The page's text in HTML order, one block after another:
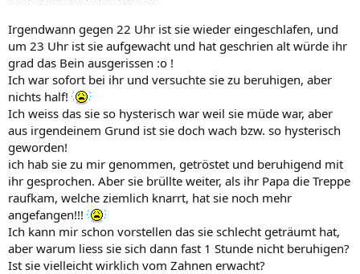
Irgendwann gegen 22 Uhr ist sie wieder eingeschlafen, und
um 23 Uhr ist sie aufgewacht und hat geschrien alt würde ihr
grad das Bein ausgerissen :o !
Ich war sofort bei ihr und versuchte sie zu beruhigen, aber
nichts half!
Ich weiss das sie so hysterisch war weil sie müde war, aber
aus irgendeinem Grund ist sie doch wach bzw. so hysterisch
geworden!
ich hab sie zu mir genommen, getröstet und beruhigend mit
ihr gesprochen. Aber sie brüllte weiter, als ihr Papa die Treppe
raufkam, welche ziemlich knarrt, hat sie noch mehr
angefangen!!!
Ich kann mir schon vorstellen das sie schlecht geträumt hat,
aber warum liess sie sich dann fast 1 Stunde nicht beruhigen?
Ist sie vielleicht wirklich vom Zahnen erwacht?